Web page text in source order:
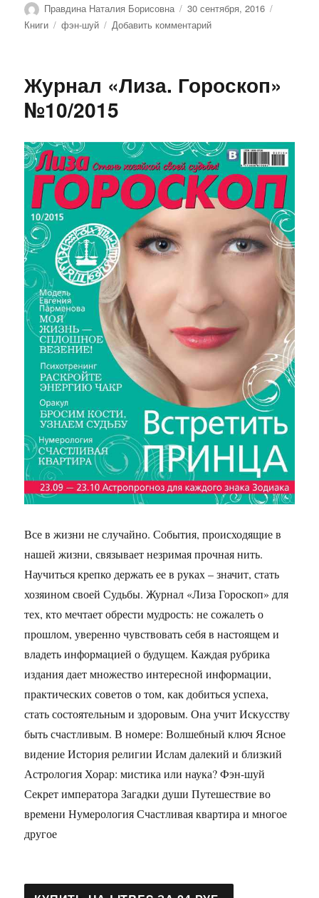
Автор
Правдина Наталия Борисовна Опубликовано
30 сентября, 2016
Книги
Метки
фэн-шуй Добавить комментарийк
для
Журнал «Лиза. Гороскоп»
№10/2015
Все в жизни не случайно. События, происходящие в
нашей жизни, связывает незримая прочная нить.
Научиться крепко держать ее в руках – значит, стать
хозяином своей Судьбы. Журнал «Лиза Гороскоп» для
тех, кто мечтает обрести мудрость: не сожалеть о
прошлом, уверенно чувствовать себя в настоящем и
владеть информацией о будущем. Каждая рубрика
издания дает множество интересной информации,
практических советов о том, как добиться успеха,
стать состоятельным и здоровым. Она учит Искусству
быть счастливым. В номере: Волшебный ключ Ясное
видение История религии Ислам далекий и близкий
Астрология Хорар: мистика или наука? Фэн-шуй
Секрет императора Загадки души Путешествие во
времени Нумерология Счастливая квартира и многое
другое